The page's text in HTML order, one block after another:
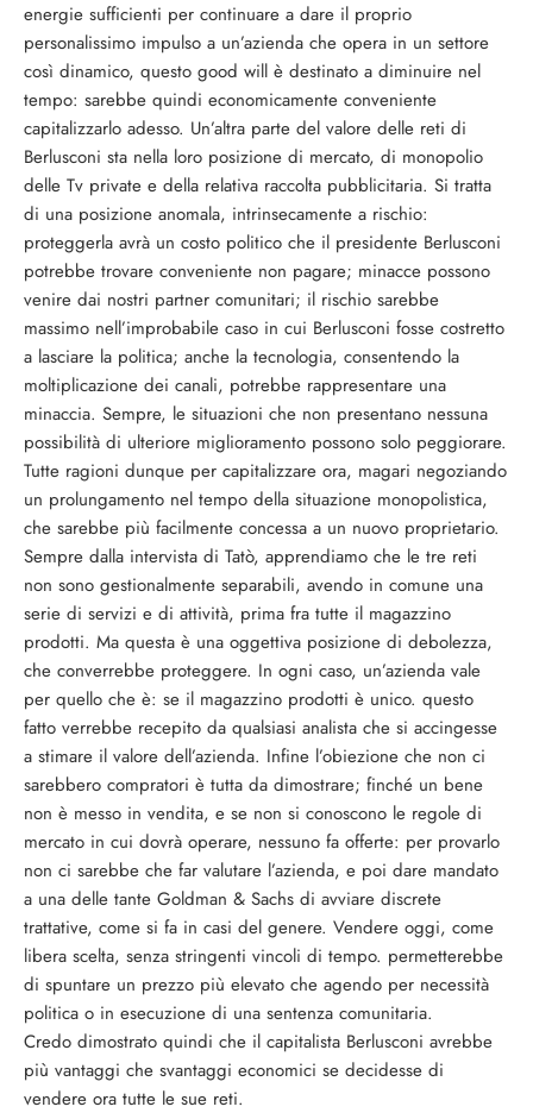
energie sufficienti per continuare a dare il proprio
personalissimo impulso a un’azienda che opera in un settore
così dinamico, questo good will è destinato a diminuire nel
tempo: sarebbe quindi economicamente conveniente
capitalizzarlo adesso. Un’altra parte del valore delle reti di
Berlusconi sta nella loro posizione di mercato, di monopolio
delle Tv private e della relativa raccolta pubblicitaria. Si tratta
di una posizione anomala, intrinsecamente a rischio:
proteggerla avrà un costo politico che il presidente Berlusconi
potrebbe trovare conveniente non pagare; minacce possono
venire dai nostri partner comunitari; il rischio sarebbe
massimo nell’improbabile caso in cui Berlusconi fosse costretto
a lasciare la politica; anche la tecnologia, consentendo la
moltiplicazione dei canali, potrebbe rappresentare una
minaccia. Sempre, le situazioni che non presentano nessuna
possibilità di ulteriore miglioramento possono solo peggiorare.
Tutte ragioni dunque per capitalizzare ora, magari negoziando
un prolungamento nel tempo della situazione monopolistica,
che sarebbe più facilmente concessa a un nuovo proprietario.
Sempre dalla intervista di Tatò, apprendiamo che le tre reti
non sono gestionalmente separabili, avendo in comune una
serie di servizi e di attività, prima fra tutte il magazzino
prodotti. Ma questa è una oggettiva posizione di debolezza,
che converrebbe proteggere. In ogni caso, un’azienda vale
per quello che è: se il magazzino prodotti è unico. questo
fatto verrebbe recepito da qualsiasi analista che si accingesse
a stimare il valore dell’azienda. Infine l’obiezione che non ci
sarebbero compratori è tutta da dimostrare; finché un bene
non è messo in vendita, e se non si conoscono le regole di
mercato in cui dovrà operare, nessuno fa offerte: per provarlo
non ci sarebbe che far valutare l’azienda, e poi dare mandato
a una delle tante Goldman & Sachs di avviare discrete
trattative, come si fa in casi del genere. Vendere oggi, come
libera scelta, senza stringenti vincoli di tempo. permetterebbe
di spuntare un prezzo più elevato che agendo per necessità
politica o in esecuzione di una sentenza comunitaria.
Credo dimostrato quindi che il capitalista Berlusconi avrebbe
più vantaggi che svantaggi economici se decidesse di
vendere ora tutte le sue reti.